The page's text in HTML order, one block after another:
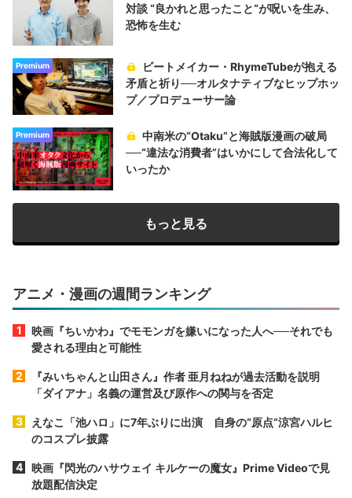
対談 “良かれと思ったこと“が呪いを生み、
恐怖を生む
Premium
ビートメイカー・RhymeTubeが抱える
矛盾と祈り──オルタナティブなヒップホッ
プ／プロデューサー論
Premium
中南米の“Otaku”と海賊版漫画の破局
──“違法な消費者”はいかにして合法化して
いったか
もっと見る
アニメ・漫画の週間ランキング
映画『ちいかわ』でモモンガを嫌いになった人へ──それでも
愛される理由と可能性
『みいちゃんと山田さん』作者 亜月ねねが過去活動を説明
「ダイアナ」名義の運営及び原作への関与を否定
えなこ「池ハロ」に7年ぶりに出演 自身の“原点”涼宮ハルヒ
のコスプレ披露
映画『閃光のハサウェイ キルケーの魔女』Prime Videoで見
放題配信決定